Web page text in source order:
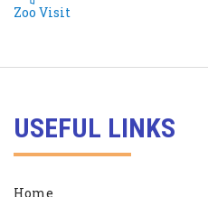
USEFUL LINKS
Home